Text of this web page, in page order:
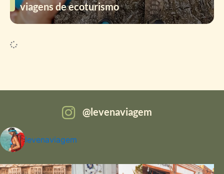
viagens de ecoturismo
levenaviagem
levenaviagem